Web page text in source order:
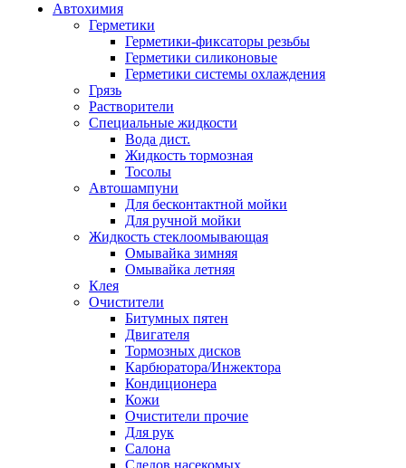
Автохимия
Герметики
Герметики-фиксаторы резьбы
Герметики силиконовые
Герметики системы охлаждения
Грязь
Растворители
Специальные жидкости
Вода дист.
Жидкость тормозная
Тосолы
Автошампуни
Для бесконтактной мойки
Для ручной мойки
Жидкость стеклоомывающая
Омывайка зимняя
Омывайка летняя
Клея
Очистители
Битумных пятен
Двигателя
Тормозных дисков
Карбюратора/Инжектора
Кондиционера
Кожи
Очистители прочие
Для рук
Салона
Следов насекомых